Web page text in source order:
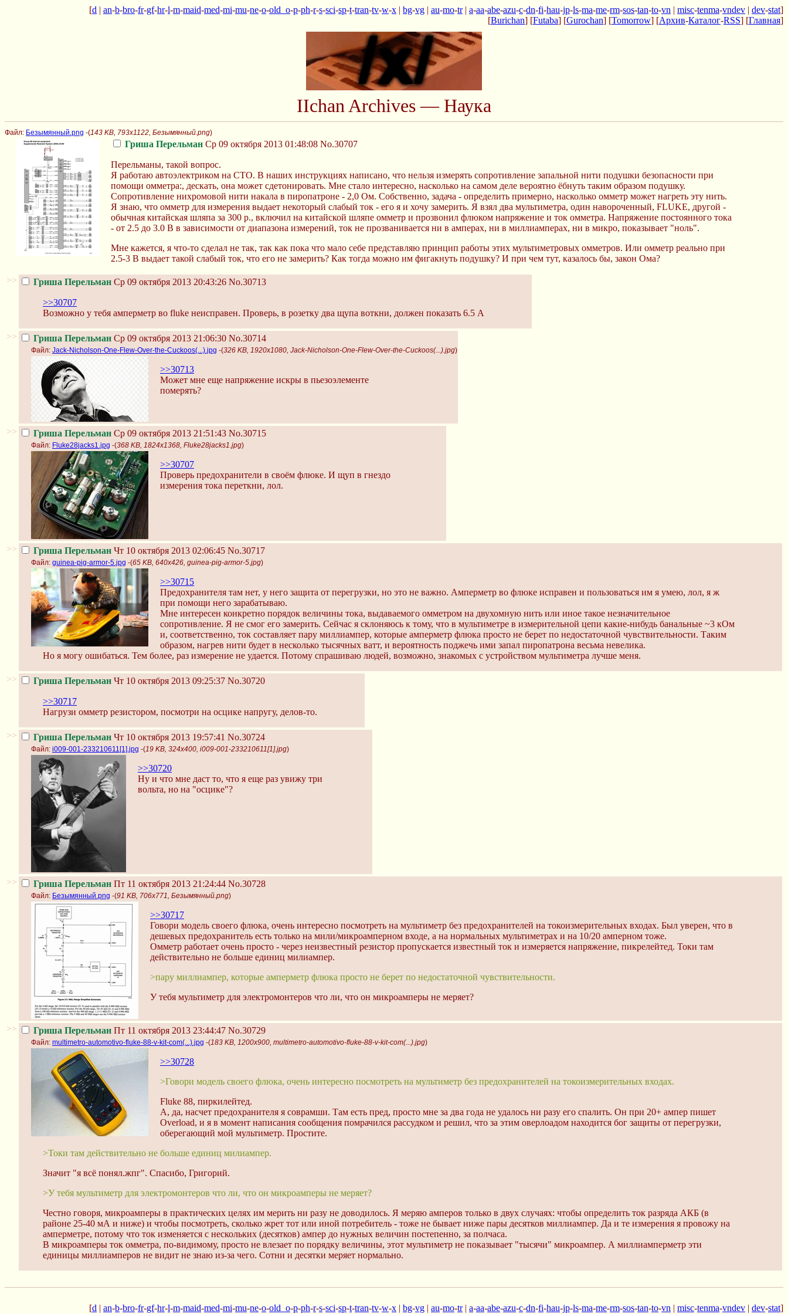
[d | an-b-bro-fr-gf-hr-l-m-maid-med-mi-mu-ne-o-old_o-p-ph-r-s-sci-sp-t-tran-tv-w-x | bg-vg | au-mo-tr| a-aa-abe-azu-c-dn-fi-hau-jp-ls-ma-me-rm-sos-tan-to-vn | misc-tenma-vndev | dev-stat]
[Burichan] [Futaba] [Gurochan] [Tomorrow] [Архив-Каталог-RSS] [Главная]
IIchan Archives — Наука
Файл: Безымянный.png -(143 KB, 793x1122, Безымянный.png)
Гриша Перельман Ср 09 октября 2013 01:48:08 No.30707
Перельманы, такой вопрос.
Я работаю автоэлектриком на СТО. В наших инструкциях написано, что нельзя измерять сопротивление запальной нити подушки безопасности при
помощи омметра:, дескать, она может сдетонировать. Мне стало интересно, насколько на самом деле вероятно ёбнуть таким образом подушку.
Сопротивление нихромовой нити накала в пиропатроне - 2,0 Ом. Собственно, задача - определить примерно, насколько омметр может нагреть эту нить.
Я знаю, что омметр для измерения выдает некоторый слабый ток - его я и хочу замерить. Я взял два мультиметра, один навороченный, FLUKE, другой -
обычная китайская шляпа за 300 р., включил на китайской шляпе омметр и прозвонил флюком напряжение и ток омметра. Напряжение постоянного тока
- от 2.5 до 3.0 В в зависимости от диапазона измерений, ток не прозванивается ни в амперах, ни в миллиамперах, ни в микро, показывает "ноль".
Мне кажется, я что-то сделал не так, так как пока что мало себе представляю принцип работы этих мультиметровых омметров. Или омметр реально при
2.5-3 В выдает такой слабый ток, что его не замерить? Как тогда можно им фигакнуть подушку? И при чем тут, казалось бы, закон Ома?
>> Гриша Перельман Ср 09 октября 2013 20:43:26 No.30713
>>30707
Возможно у тебя амперметр во fluke неисправен. Проверь, в розетку два щупа воткни, должен показать 6.5 A
>> Гриша Перельман Ср 09 октября 2013 21:06:30 No.30714
Файл: Jack-Nicholson-One-Flew-Over-the-Cuckoos(...).jpg -(326 KB, 1920x1080, Jack-Nicholson-One-Flew-Over-the-Cuckoos(...).jpg)
>>30713
Может мне еще напряжение искры в пьезоэлементе
померять?
>> Гриша Перельман Ср 09 октября 2013 21:51:43 No.30715
Файл: Fluke28jacks1.jpg -(368 KB, 1824x1368, Fluke28jacks1.jpg)
>>30707
Проверь предохранители в своём флюке. И щуп в гнездо
измерения тока переткни, лол.
>> Гриша Перельман Чт 10 октября 2013 02:06:45 No.30717
Файл: guinea-pig-armor-5.jpg -(65 KB, 640x426, guinea-pig-armor-5.jpg)
>>30715
Предохранителя там нет, у него защита от перегрузки, но это не важно. Амперметр во флюке исправен и пользоваться им я умею, лол, я ж
при помощи него зарабатываю.
Мне интересен конкретно порядок величины тока, выдаваемого омметром на двухомную нить или иное такое незначительное
сопротивление. Я не смог его замерить. Сейчас я склоняюсь к тому, что в мультиметре в измерительной цепи какие-нибудь банальные ~3 кОм
и, соответственно, ток составляет пару миллиампер, которые амперметр флюка просто не берет по недостаточной чувствительности. Таким
образом, нагрев нити будет в несколько тысячных ватт, и вероятность поджечь ими запал пиропатрона весьма невелика.
Но я могу ошибаться. Тем более, раз измерение не удается. Потому спрашиваю людей, возможно, знакомых с устройством мультиметра лучше меня.
>> Гриша Перельман Чт 10 октября 2013 09:25:37 No.30720
>>30717
Нагрузи омметр резистором, посмотри на осцике напругу, делов-то.
>> Гриша Перельман Чт 10 октября 2013 19:57:41 No.30724
Файл: i009-001-233210611[1].jpg -(19 KB, 324x400, i009-001-233210611[1].jpg)
>>30720
Ну и что мне даст то, что я еще раз увижу три
вольта, но на "осцике"?
>> Гриша Перельман Пт 11 октября 2013 21:24:44 No.30728
Файл: Безымянный.png -(91 KB, 706x771, Безымянный.png)
>>30717
Говори модель своего флюка, очень интересно посмотреть на мультиметр без предохранителей на токоизмерительных входах. Был уверен, что в
дешевых предохранитель есть только на мили/микроамперном входе, а на нормальных мультиметрах и на 10/20 амперном тоже.
Омметр работает очень просто - через неизвестный резистор пропускается известный ток и измеряется напряжение, пикрелейтед. Токи там
действительно не больше единиц милиампер.
>пару миллиампер, которые амперметр флюка просто не берет по недостаточной чувствительности.
У тебя мультиметр для электромонтеров что ли, что он микроамперы не меряет?
>> Гриша Перельман Пт 11 октября 2013 23:44:47 No.30729
Файл: multimetro-automotivo-fluke-88-v-kit-com(...).jpg -(183 KB, 1200x900, multimetro-automotivo-fluke-88-v-kit-com(...).jpg)
>>30728
>Говори модель своего флюка, очень интересно посмотреть на мультиметр без предохранителей на токоизмерительных входах.
Fluke 88, пиркилейтед.
А, да, насчет предохранителя я соврамши. Там есть пред, просто мне за два года не удалось ни разу его спалить. Он при 20+ ампер пишет
Overload, и я в момент написания сообщения помрачился рассудком и решил, что за этим оверлоадом находится бог защиты от перегрузки,
оберегающий мой мультиметр. Простите.
>Токи там действительно не больше единиц милиампер.
Значит "я всё понял.жпг". Спасибо, Григорий.
>У тебя мультиметр для электромонтеров что ли, что он микроамперы не меряет?
Честно говоря, микроамперы в практических целях им мерить ни разу не доводилось. Я меряю амперов только в двух случаях: чтобы определить ток разряда АКБ (в
районе 25-40 мА и ниже) и чтобы посмотреть, сколько жрет тот или иной потребитель - тоже не бывает ниже пары десятков миллиампер. Да и те измерения я провожу на
амперметре, потому что ток изменяется с нескольких (десятков) ампер до нужных величин постепенно, за полчаса.
В микроамперы ток омметра, по-видимому, просто не влезает по порядку величины, этот мультиметр не показывает "тысячи" микроампер. А миллиамперметр эти
единицы миллиамперов не видит не знаю из-за чего. Сотни и десятки меряет нормально.
[d | an-b-bro-fr-gf-hr-l-m-maid-med-mi-mu-ne-o-old_o-p-ph-r-s-sci-sp-t-tran-tv-w-x | bg-vg | au-mo-tr| a-aa-abe-azu-c-dn-fi-hau-jp-ls-ma-me-rm-sos-tan-to-vn | misc-tenma-vndev | dev-stat]